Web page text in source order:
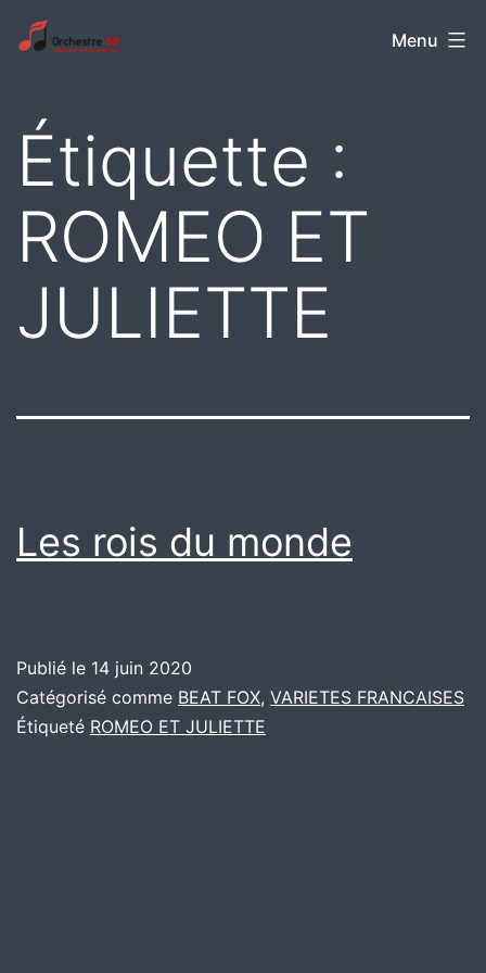
Aller
auOrchestre
Menu
Étiquette :
ROMEO ET
JULIETTE
Les rois du monde
Publié le 14 juin 2020
Catégorisé comme BEAT FOX, VARIETES FRANCAISES
Étiqueté ROMEO ET JULIETTE